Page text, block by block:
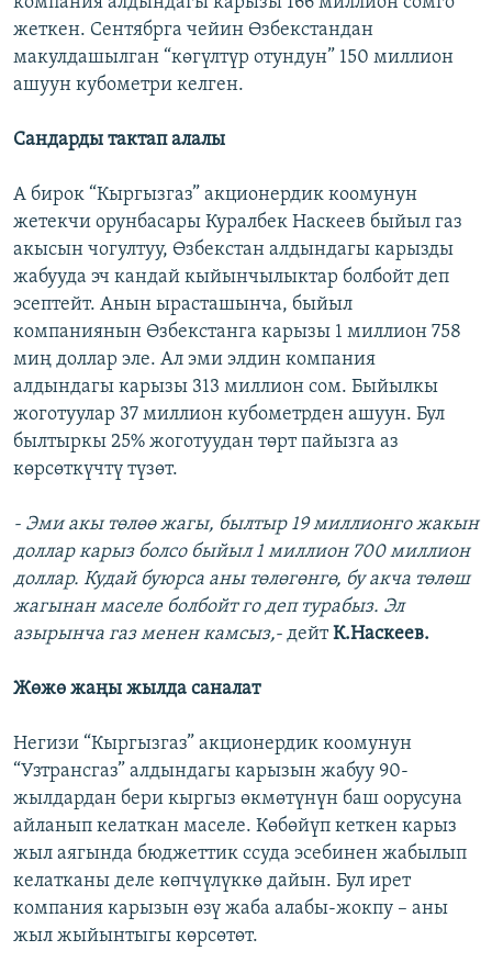
жеткен. Сентябрга чейин Өзбекстандан
макулдашылган “көгүлтүр отундун” 150 миллион
ашуун кубометри келген.
Сандарды тактап алалы
А бирок “Кыргызгаз” акционердик коомунун
жетекчи орунбасары Куралбек Наскеев быйыл газ
акысын чогултуу, Өзбекстан алдындагы карызды
жабууда эч кандай кыйынчылыктар болбойт деп
эсептейт. Анын ырасташынча, быйыл
компаниянын Өзбекстанга карызы 1 миллион 758
миң доллар эле. Ал эми элдин компания
алдындагы карызы 313 миллион сом. Быйылкы
жоготуулар 37 миллион кубометрден ашуун. Бул
былтыркы 25% жоготуудан төрт пайызга аз
көрсөткүчтү түзөт.
- Эми акы төлөө жагы, былтыр 19 миллионго жакын
доллар карыз болсо быйыл 1 миллион 700 миллион
доллар. Кудай буюрса аны төлөгөнгө, бу акча төлөш
жагынан маселе болбойт го деп турабыз. Эл
азырынча газ менен камсыз,- дейтК.Наскеев.
Жөжө жаңы жылда саналат
Негизи “Кыргызгаз” акционердик коомунун
“Узтрансгаз” алдындагы карызын жабуу 90-
жылдардан бери кыргыз өкмөтүнүн баш оорусуна
айланып келаткан маселе. Көбөйүп кеткен карыз
жыл аягында бюджеттик ссуда эсебинен жабылып
келатканы деле көпчүлүккө дайын. Бул ирет
компания карызын өзү жаба алабы-жокпу – аны
жыл жыйынтыгы көрсөтөт.